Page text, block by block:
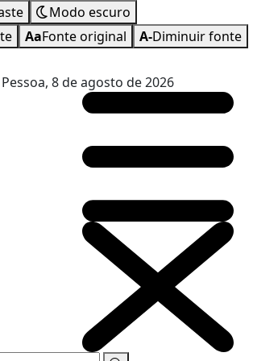
Modo escuro
AaFonte original A-Diminuir fonte
Pessoa, 8 de agosto de 2026